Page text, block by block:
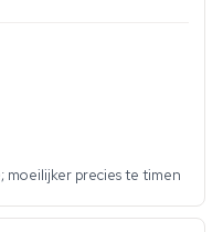
moeilijker precies te timen